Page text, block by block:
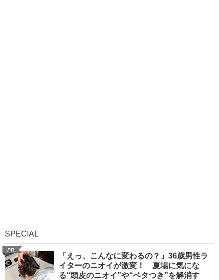
SPECIAL
PR
「えっ、こんなに変わるの？」36歳男性ラ
イターのニオイが激変！ 夏場に気にな
る“頭皮のニオイ”や“ベタつき”を解消す